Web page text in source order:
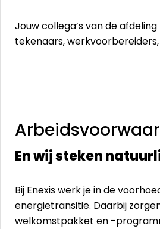
Jouw collega’s van de
tekenaars,
En wij steken
Bij Enexis werk je in de
energietransitie. Daarbij
welkomstpakket en -